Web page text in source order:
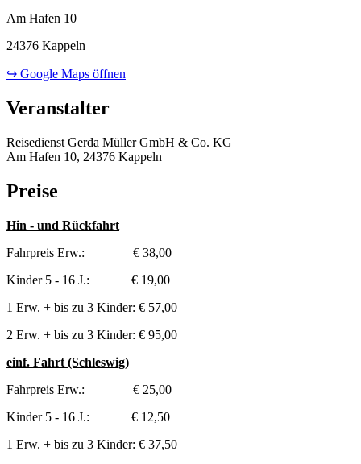
Am Hafen 10
24376 Kappeln
↪ Google Maps öffnen
Veranstalter
Reisedienst Gerda Müller GmbH & Co. KG
Am Hafen 10, 24376 Kappeln
Preise
Hin - und Rückfahrt
Fahrpreis Erw.: € 38,00
Kinder 5 - 16 J.: € 19,00
1 Erw. + bis zu 3 Kinder: € 57,00
2 Erw. + bis zu 3 Kinder: € 95,00
einf. Fahrt (Schleswig)
Fahrpreis Erw.: € 25,00
Kinder 5 - 16 J.: € 12,50
1 Erw. + bis zu 3 Kinder: € 37,50